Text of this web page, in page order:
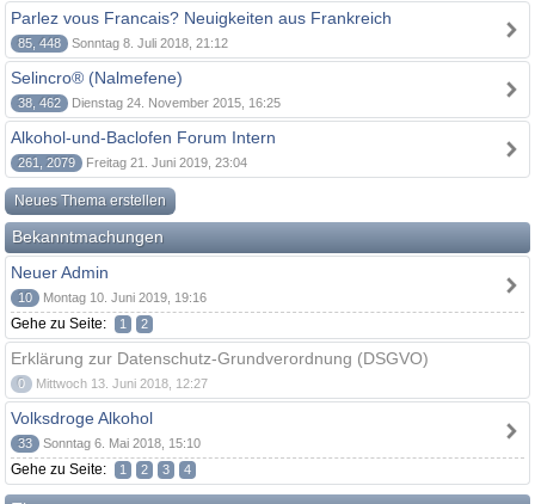
Parlez vous Francais? Neuigkeiten aus Frankreich
85, 448 Sonntag 8. Juli 2018, 21:12
Selincro® (Nalmefene)
38, 462 Dienstag 24. November 2015, 16:25
Alkohol-und-Baclofen Forum Intern
261, 2079 Freitag 21. Juni 2019, 23:04
Neues Thema erstellen
Bekanntmachungen
Neuer Admin
10 Montag 10. Juni 2019, 19:16
Gehe zu Seite: 1 2
Erklärung zur Datenschutz-Grundverordnung (DSGVO)
0 Mittwoch 13. Juni 2018, 12:27
Volksdroge Alkohol
33 Sonntag 6. Mai 2018, 15:10
Gehe zu Seite: 1 2 3 4